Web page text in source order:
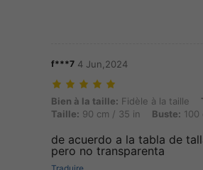
f***7 4 Jun,2024
Bien à la taille: Fidèle à la taille,
Bien à la taille: Fidèle à la taille
Taille: 90 cm / 35 in Buste: 100
de acuerdo a la tabla de
pero no transparenta